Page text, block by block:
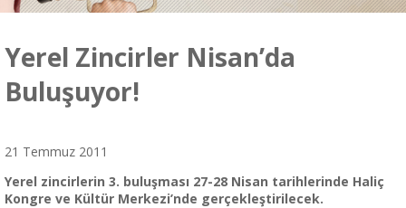
Yerel Zincirler Nisan’da
Buluşuyor!
21 Temmuz 2011
Yerel zincirlerin 3. buluşması 27-28 Nisan tarihlerinde Haliç
Kongre ve Kültür Merkezi’nde gerçekleştirilecek.